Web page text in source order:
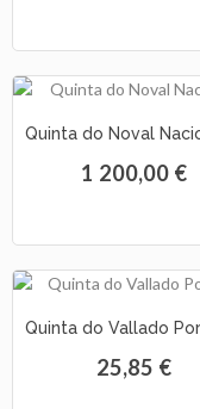
1 200,00 €
25,85 €